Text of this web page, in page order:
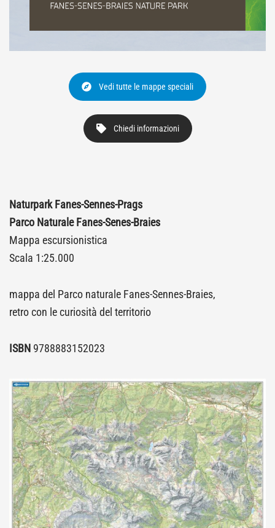
Vedi tutte le mappe speciali
Chiedi informazioni
Naturpark Fanes-Sennes-Prags
Parco NaturaleFanes-Senes-Braies
Mappa escursionistica
Scala 1:25.000
mappa del Parco naturale Fanes-Sennes-Braies,
retro con le curiosità del territorio
ISBN 9788883152023